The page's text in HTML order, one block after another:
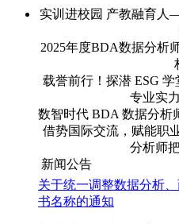
实训进校园 产教融育
2025年度BDA数据分析
载誉前行！探潜 ESG 学
专业实
数智时代 BDA 数据分析
借势国际交流，赋能职
分析师
新闻公告
关于统一调整数据分析
书名称的通知